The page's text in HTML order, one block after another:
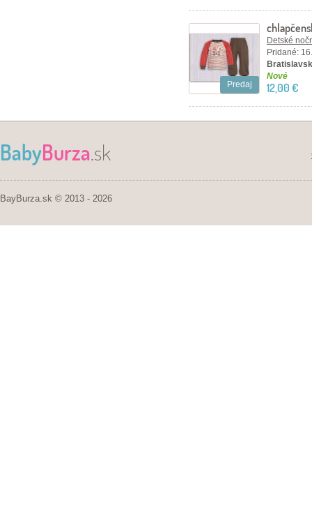
Predaj
Detské
Pridané:
Nové
12,00 €
BabyBurza.sk
BayBurza.sk © 2013 - 2026